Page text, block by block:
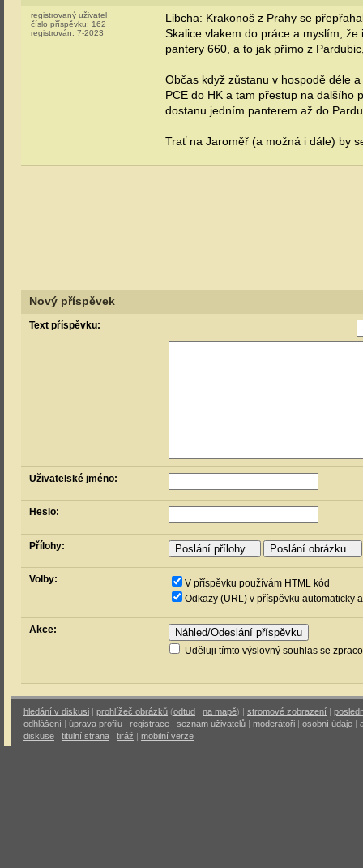
registrovaný uživatel
číslo příspěvku: 162
registrován: 7-2023
Libcha: Krakonoš z Prahy se
Skalice vlakem do práce a myslím,
pantery 660, a to jak přímo z
Občas když zůstanu v hospodě déle
PCE do HK a tam přestup na dalšího
dostanu jedním panterem až do
Trať na Jaroměř (a možná i dále) by
Nový příspěvek
Text příspěvku:
Uživatelské jméno:
Heslo:
Přílohy:
Volby:
V příspěvku používám HTML kód
Odkazy (URL) v příspěvku automaticky
Akce:
Uděluji tímto výslovný souhlas se
hledání v diskusi | prohlížeč obrázků (odtud | na mapě) | stromové zobrazení |
odhlášení | úprava profilu | registrace | seznam uživatelů | moderátoři | osobní údaje |
diskuse | titulní strana | tiráž | mobilní verze